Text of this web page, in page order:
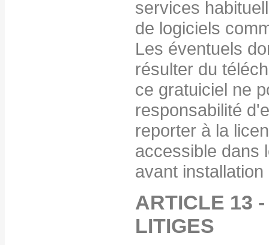
services
de logiciels
Les éventuels
résulter du
ce gratuiciel ne
responsabilité
reporter à la
accessible dans
avant
ARTICLE 13
LITIGES